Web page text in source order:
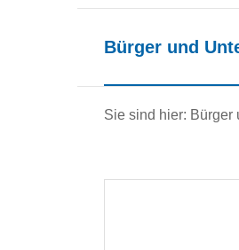
Bürger und
Sie sind hier: Bürger